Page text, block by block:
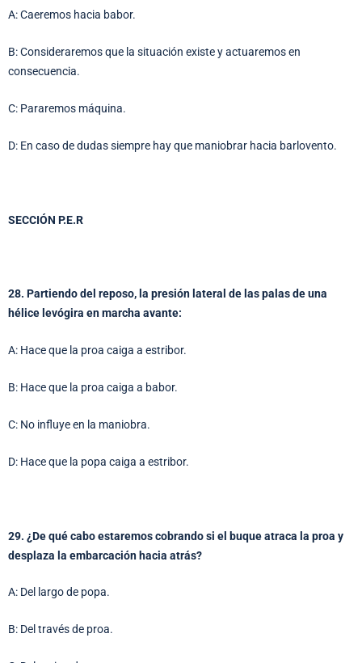
A: Caeremos hacia babor.
B: Consideraremos que la situación existe y actuaremos en
consecuencia.
C: Pararemos máquina.
D: En caso de dudas siempre hay que maniobrar hacia barlovento.
SECCIÓN P.E.R
28. Partiendo del reposo, la presión lateral de las palas de una
hélice levógira en marcha avante:
A: Hace que la proa caiga a estribor.
B: Hace que la proa caiga a babor.
C: No influye en la maniobra.
D: Hace que la popa caiga a estribor.
29. ¿De qué cabo estaremos cobrando si el buque atraca la proa y
desplaza la embarcación hacia atrás?
A: Del largo de popa.
B: Del través de proa.